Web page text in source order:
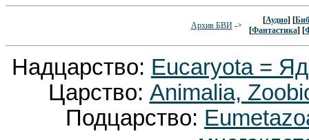
Архив БВИ->
[Аудио] [
[Фантастика] [
Надцарство: Eucaryota =
Царство: Animalia,
Подцарство: